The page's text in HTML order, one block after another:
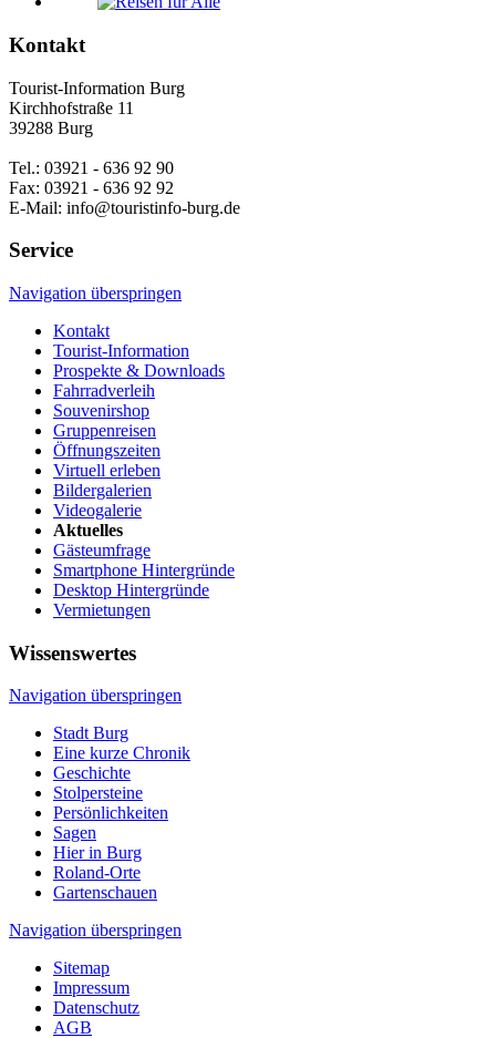
Kontakt
Tourist-Information Burg
Kirchhofstraße 11
39288 Burg
Tel.: 03921 - 636 92 90
Fax: 03921 - 636 92 92
E-Mail: info@touristinfo-burg.de
Service
Navigation überspringen
Kontakt
Tourist-Information
Prospekte & Downloads
Fahrradverleih
Souvenirshop
Gruppenreisen
Öffnungszeiten
Virtuell erleben
Bildergalerien
Videogalerie
Aktuelles
Gästeumfrage
Smartphone Hintergründe
Desktop Hintergründe
Vermietungen
Wissenswertes
Navigation überspringen
Stadt Burg
Eine kurze Chronik
Geschichte
Stolpersteine
Persönlichkeiten
Sagen
Hier in Burg
Roland-Orte
Gartenschauen
Navigation überspringen
Sitemap
Impressum
Datenschutz
AGB